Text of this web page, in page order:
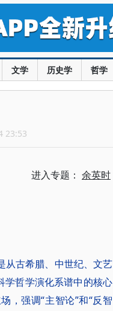
文学 历史学 哲学
23:53
进入专题： 余英时
从古希腊、中世纪、文艺
学哲学演化系谱中的核心
，强调“主智论”和“反智